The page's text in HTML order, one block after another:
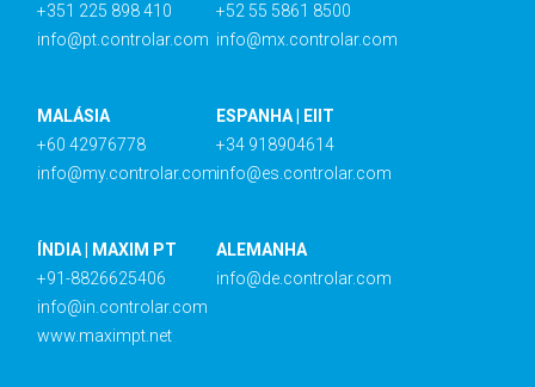
+351 225 898 410
info@pt.controlar.com
+52 55 5861 8500
info@mx.controlar.com
MALÁSIA
+60 42976778
info@my.controlar.com
ESPANHA | EIIT
+34 918904614
info@es.controlar.com
ÍNDIA | MAXIM PT
+91-8826625406
info@in.controlar.com
www.maximpt.net
ALEMANHA
info@de.controlar.com